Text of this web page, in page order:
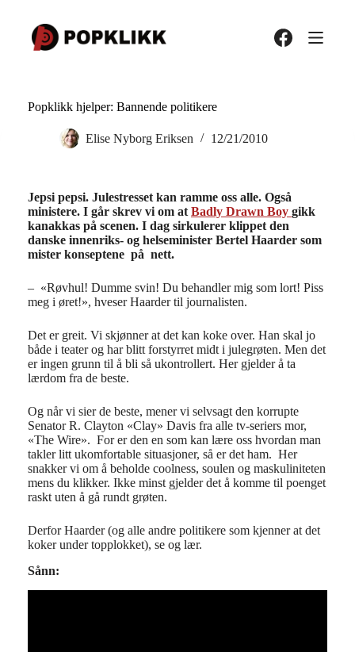
innholdet
Popklikk hjelper: Bannende politikere
Elise Nyborg Eriksen 12/21/2010
Jepsi pepsi. Julestresset kan ramme oss alle. Også
ministere. I går skrev vi om at Badly Drawn Boy gikk
kanakkas på scenen. I dag sirkulerer klippet den
danske innenriks- og helseminister Bertel Haarder som
mister konseptene på nett.
– «Røvhul! Dumme svin! Du behandler mig som lort! Piss
meg i øret!», hveser Haarder til journalisten.
Det er greit. Vi skjønner at det kan koke over. Han skal jo
både i teater og har blitt forstyrret midt i julegrøten. Men det
er ingen grunn til å bli så ukontrollert. Her gjelder å ta
lærdom fra de beste.
Og når vi sier de beste, mener vi selvsagt den korrupte
Senator R. Clayton «Clay» Davis fra alle tv-seriers mor,
«The Wire». For er den en som kan lære oss hvordan man
takler litt ukomfortable situasjoner, så er det ham. Her
snakker vi om å beholde coolness, soulen og maskuliniteten
mens du klikker. Ikke minst gjelder det å komme til poenget
raskt uten å gå rundt grøten.
Derfor Haarder (og alle andre politikere som kjenner at det
koker under topplokket), se og lær.
Sånn: